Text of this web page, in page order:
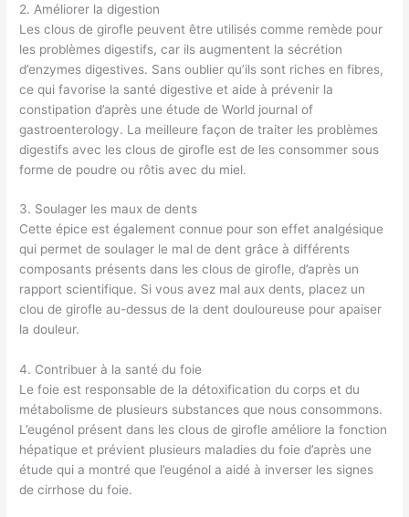
2. Améliorer la digestion
Les clous de girofle peuvent être utilisés comme remède pour
les problèmes digestifs, car ils augmentent la sécrétion
d’enzymes digestives. Sans oublier qu’ils sont riches en fibres,
ce qui favorise la santé digestive et aide à prévenir la
constipation d’après une étude de World journal of
gastroenterology. La meilleure façon de traiter les problèmes
digestifs avec les clous de girofle est de les consommer sous
forme de poudre ou rôtis avec du miel.
3. Soulager les maux de dents
Cette épice est également connue pour son effet analgésique
qui permet de soulager le mal de dent grâce à différents
composants présents dans les clous de girofle, d’après un
rapport scientifique. Si vous avez mal aux dents, placez un
clou de girofle au-dessus de la dent douloureuse pour apaiser
la douleur.
4. Contribuer à la santé du foie
Le foie est responsable de la détoxification du corps et du
métabolisme de plusieurs substances que nous consommons.
L’eugénol présent dans les clous de girofle améliore la fonction
hépatique et prévient plusieurs maladies du foie d’après une
étude qui a montré que l’eugénol a aidé à inverser les signes
de cirrhose du foie.